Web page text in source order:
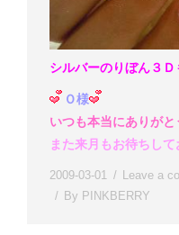
シルバーのりぼん３
Ｏ様
いつも本当にありが
また来月もお待ちし
2009-03-01 Leave a
By PINKBERRY